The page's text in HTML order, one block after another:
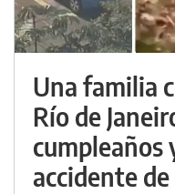
Una familia
Río de
cumpleaños
accidente